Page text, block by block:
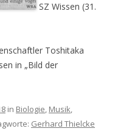
SZ Wissen (31.
Toshitaka
in „Bild der
in Biologie, Musik,
Gerhard Thielcke